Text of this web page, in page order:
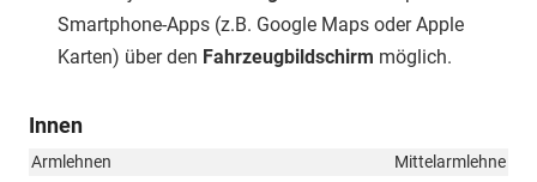
Smartphone-Apps (z.B. Google Maps oder Apple
Karten) über den Fahrzeugbildschirm möglich.
Innen
Armlehnen
Mittelarmlehne